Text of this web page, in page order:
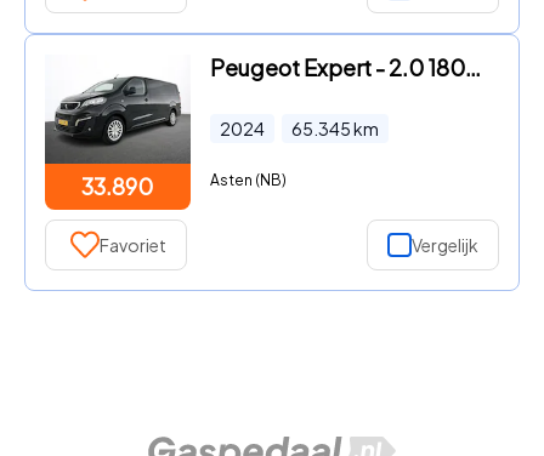
33.890
Peugeot Expert - 2.0 180PK Long Premium Dubbele Cabine Automaat Airco Bluetoo
2024 65.345km
Asten (NB)
Favoriet Vergelijk